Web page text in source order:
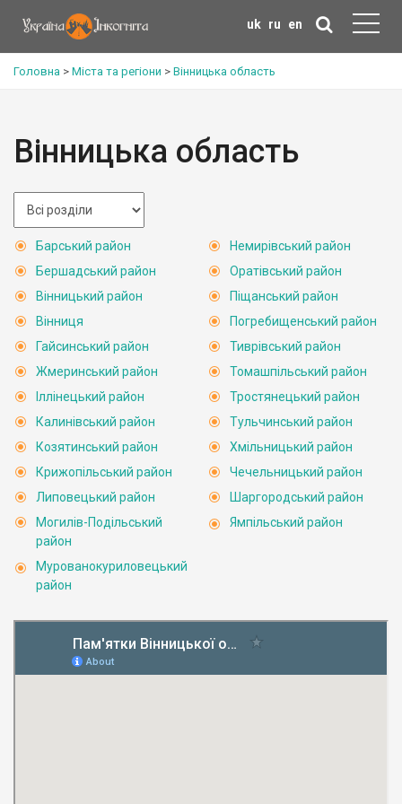
uk ru en
Головна > Міста та регіони > Вінницька область
Вінницька область
Барський район
Бершадський район
Вінницький район
Вінниця
Гайсинський район
Жмеринський район
Іллінецький район
Калинівський район
Козятинський район
Крижопільський район
Липовецький район
Могилів-Подільський
район
Мурованокуриловецький
район
Немирівський район
Оратівський район
Піщанський район
Погребищенський район
Тиврівський район
Томашпільський район
Тростянецький район
Тульчинський район
Хмільницький район
Чечельницький район
Шаргородський район
Ямпільський район